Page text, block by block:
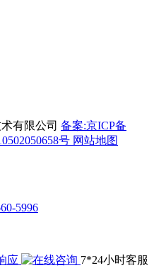
有限公司 备案:京ICP备
号 网站地图
应
7*24小时客服